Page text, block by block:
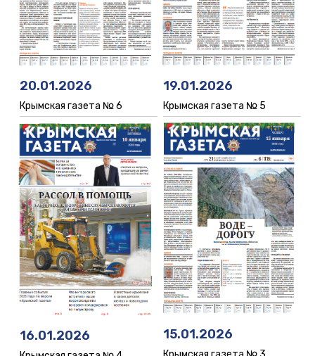
20.01.2026
Крымская газета № 6
19.01.2026
Крымская газета № 5
16.01.2026 15.01.2026